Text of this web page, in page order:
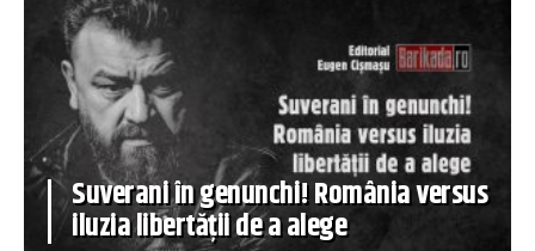
Suverani în genunchi! România versus
iluzia libertății de a alege